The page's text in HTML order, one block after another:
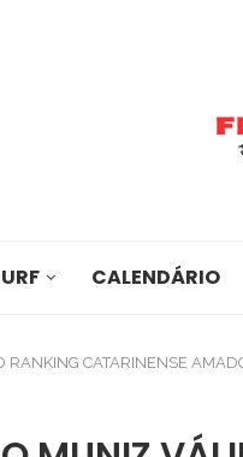
CALENDÁRIO
RANKING CATARINENSE